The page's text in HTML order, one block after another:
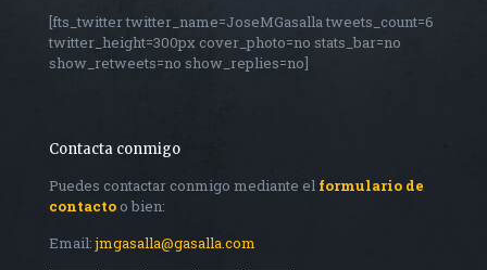
[fts_twitter twitter_name=JoseMGasalla tweets_count=6
twitter_height=300px cover_photo=no stats_bar=no
show_retweets=no show_replies=no]
Contacta conmigo
Puedes contactar conmigo mediante el formulario de
contacto o bien:
Email:jmgasalla@gasalla.com